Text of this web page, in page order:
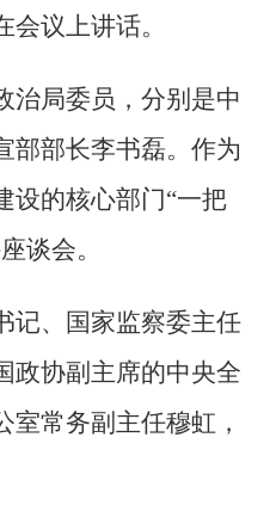
议上讲话。
治局委员，分别是中
部部长李书磊。作为
设的核心部门“一把
谈会。
记、国家监察委主任
政协副主席的中央全
常务副主任穆虹，